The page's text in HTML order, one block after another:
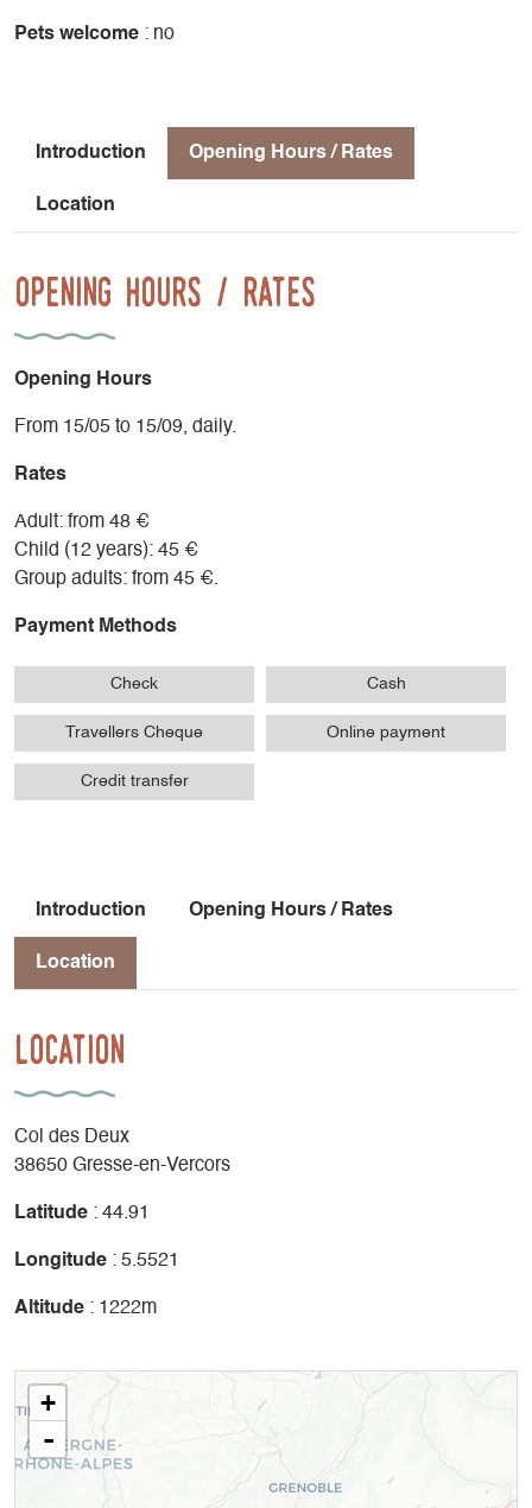
Pets welcome : no
Introduction Opening Hours / Rates
Location
Opening Hours / Rates
Opening Hours
From 15/05 to 15/09, daily.
Rates
Adult: from 48 €
Child (12 years): 45 €
Group adults: from 45 €.
Payment Methods
Check Cash
Travellers Cheque Online payment
Credit transfer
Introduction Opening Hours / Rates
Location
Location
Col des Deux
38650 Gresse-en-Vercors
Latitude : 44.91
Longitude : 5.5521
Altitude : 1222m
+
-